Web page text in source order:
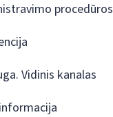
procedūros
Vidinis kanalas